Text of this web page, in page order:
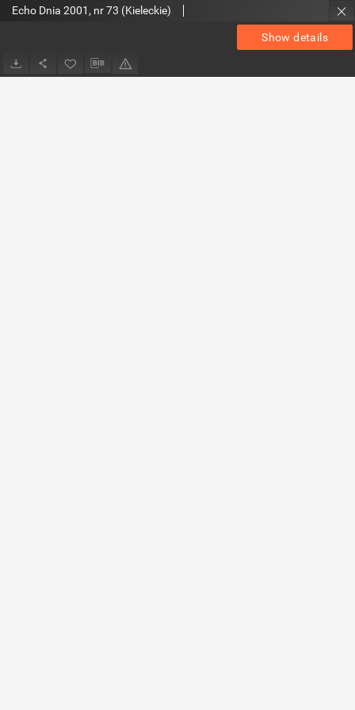
Show details
Echo Dnia 2001, nr 73 (Kieleckie)